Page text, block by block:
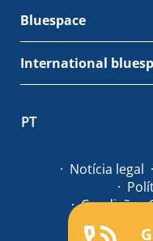
Bluespace
International
©
Notícia legal
Condições
PT